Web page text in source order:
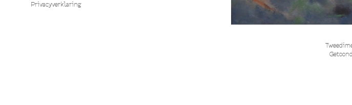
Privacyverklaring